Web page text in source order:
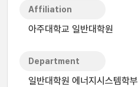
Affiliation
아주대학교 일반대학원
Department
일반대학원 에너지시스템학부